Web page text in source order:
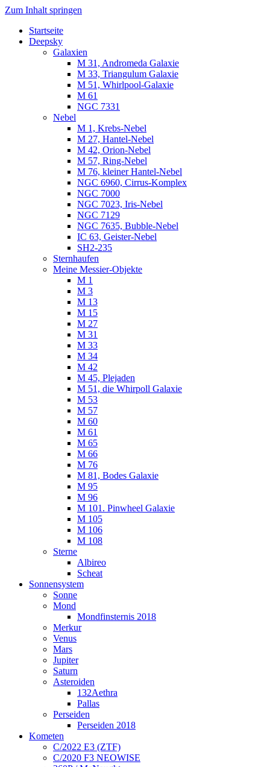
Zum Inhalt springen
Luvima – Astrofotografie
Astrofotografie in Norddeutschland
Startseite
Deepsky
Galaxien
M 31, Andromeda Galaxie
M 33, Triangulum Galaxie
M 51, Whirlpool-Galaxie
M 61
NGC 7331
Nebel
M 1, Krebs-Nebel
M 27, Hantel-Nebel
M 42, Orion-Nebel
M 57, Ring-Nebel
M 76, kleiner Hantel-Nebel
NGC 6960, Cirrus-Komplex
NGC 7000
NGC 7023, Iris-Nebel
NGC 7129
NGC 7635, Bubble-Nebel
IC 63, Geister-Nebel
SH2-235
Sternhaufen
Meine Messier-Objekte
M 1
M 3
M 13
M 15
M 27
M 31
M 33
M 34
M 42
M 45, Plejaden
M 51, die Whirpoll Galaxie
M 53
M 57
M 60
M 61
M 65
M 66
M 76
M 81, Bodes Galaxie
M 95
M 96
M 101. Pinwheel Galaxie
M 105
M 106
M 108
Sterne
Albireo
Scheat
Sonnensystem
Sonne
Mond
Mondfinsternis 2018
Merkur
Venus
Mars
Jupiter
Saturn
Asteroiden
132Aethra
Pallas
Perseiden
Perseiden 2018
Kometen
C/2022 E3 (ZTF)
C/2020 F3 NEOWISE